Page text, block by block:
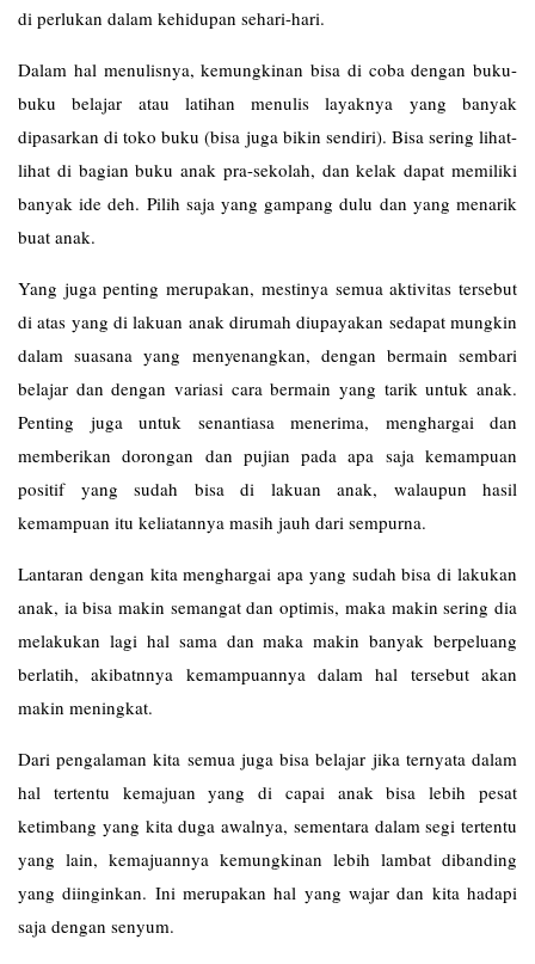
di perlukan dalam kehidupan sehari-hari.
Dalam hal menulisnya, kemungkinan bisa di coba dengan buku-
buku belajar atau latihan menulis layaknya yang banyak
dipasarkan di toko buku (bisa juga bikin sendiri). Bisa sering lihat-
lihat di bagian buku anak pra-sekolah, dan kelak dapat memiliki
banyak ide deh. Pilih saja yang gampang dulu dan yang menarik
buat anak.
Yang juga penting merupakan, mestinya semua aktivitas tersebut
di atas yang di lakuan anak dirumah diupayakan sedapat mungkin
dalam suasana yang menyenangkan, dengan bermain sembari
belajar dan dengan variasi cara bermain yang tarik untuk anak.
Penting juga untuk senantiasa menerima, menghargai dan
memberikan dorongan dan pujian pada apa saja kemampuan
positif yang sudah bisa di lakuan anak, walaupun hasil
kemampuan itu keliatannya masih jauh dari sempurna.
Lantaran dengan kita menghargai apa yang sudah bisa di lakukan
anak, ia bisa makin semangat dan optimis, maka makin sering dia
melakukan lagi hal sama dan maka makin banyak berpeluang
berlatih, akibatnnya kemampuannya dalam hal tersebut akan
makin meningkat.
Dari pengalaman kita semua juga bisa belajar jika ternyata dalam
hal tertentu kemajuan yang di capai anak bisa lebih pesat
ketimbang yang kita duga awalnya, sementara dalam segi tertentu
yang lain, kemajuannya kemungkinan lebih lambat dibanding
yang diinginkan. Ini merupakan hal yang wajar dan kita hadapi
saja dengan senyum.